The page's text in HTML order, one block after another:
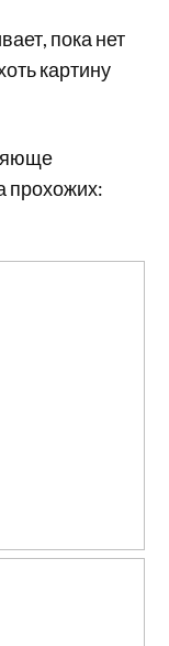
пока нет
картину
прохожих: